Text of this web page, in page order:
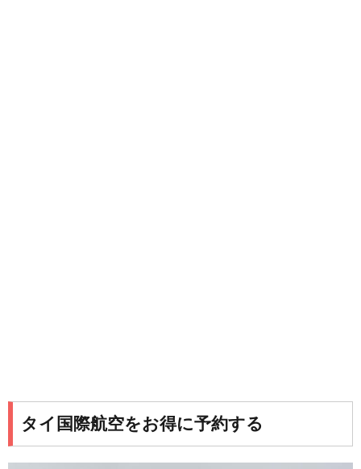
タイ国際航空をお得に予約する